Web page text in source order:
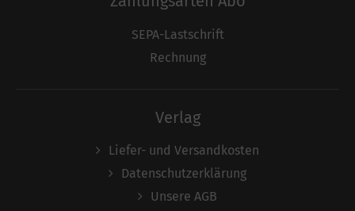
SEPA-Lastschrift
Rechnung
Verlag
Liefer- und Versandkosten
Datenschutzerklärung
Unsere AGB